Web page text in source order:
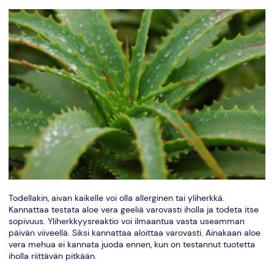
Todellakin, aivan kaikelle voi olla allerginen tai yliherkkä.
Kannattaa testata aloe vera geeliä varovasti iholla ja todeta itse
sopivuus. Yliherkkyysreaktio voi ilmaantua vasta useamman
päivän viiveellä. Siksi kannattaa aloittaa varovasti. Ainakaan aloe
vera mehua ei kannata juoda ennen, kun on testannut tuotetta
iholla riittävän pitkään.